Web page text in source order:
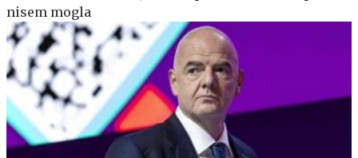
nisem mogla